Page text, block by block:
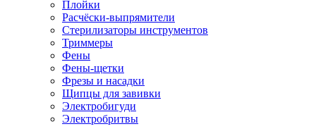
Плойки
Расчёски-выпрямители
Стерилизаторы инструментов
Триммеры
Фены
Фены-щетки
Фрезы и насадки
Щипцы для завивки
Электробигуди
Электробритвы